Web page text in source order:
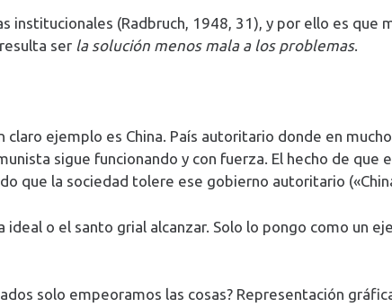
institucionales (Radbruch, 1948, 31), y por ello es que
ser la solución menos mala a los problemas.
claro ejemplo es China. País autoritario donde en
sigue funcionando y con fuerza. El hecho de que
que la sociedad tolere ese gobierno autoritario
o el santo grial alcanzar. Solo lo pongo como un
solo empeoramos las cosas? Representación